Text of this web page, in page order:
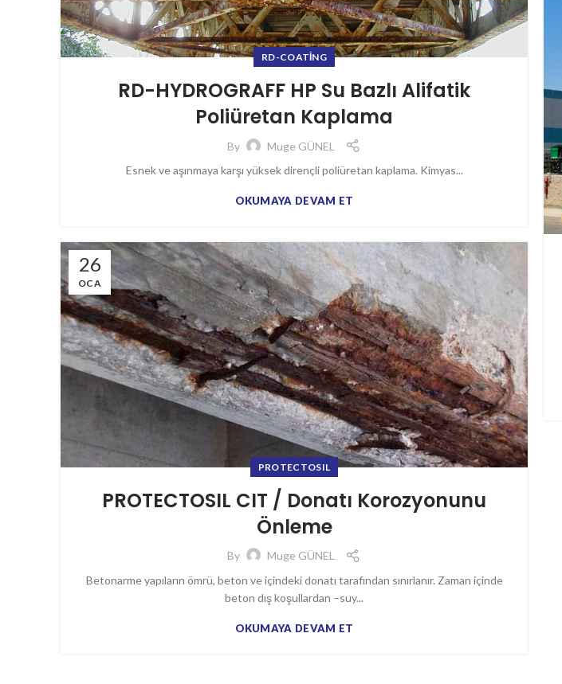
RD-COATING
RD-HYDROGRAFF HP Su Bazlı Alifatik
Poliüretan Kaplama
By
Muge GÜNEL
Esnek ve aşınmaya karşı yüksek dirençli poliüretan kaplama. Kimyas...
OKUMAYA DEVAM ET
26
OCA
PROTECTOSIL
PROTECTOSIL CIT / Donatı Korozyonunu
Önleme
By
Muge GÜNEL
Betonarme yapıların ömrü, beton ve içindeki donatı tarafından sınırlanır. Zaman içinde
beton dış koşullardan –suy...
OKUMAYA DEVAM ET